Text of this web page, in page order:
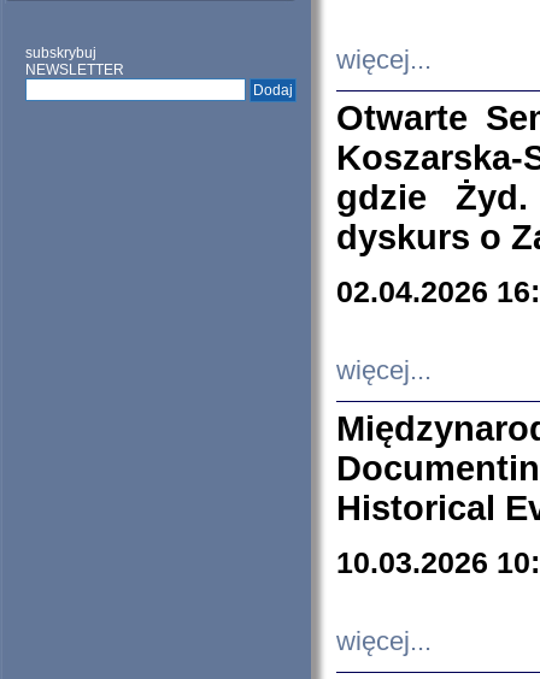
subskrybuj
NEWSLETTER
więcej...
Otwarte
Koszarska-
gdzie
dyskurs o
02.04.2026
więcej...
Historical
10.03.2026
więcej...